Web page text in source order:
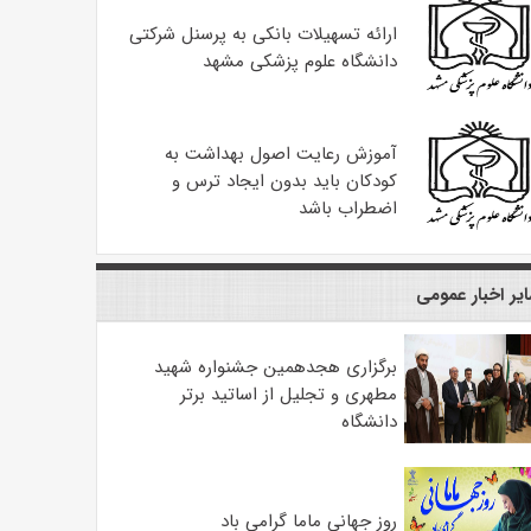
ارائه تسهیلات بانکی به پرسنل شرکتی
دانشگاه علوم پزشکی مشهد
آموزش رعایت اصول بهداشت به
کودکان باید بدون ایجاد ترس و
اضطراب باشد
اخبار عمومی
برگزاری هجدهمین جشنواره شهید
مطهری و تجلیل از اساتید برتر
دانشگاه
روز جهانی ماما گرامی باد